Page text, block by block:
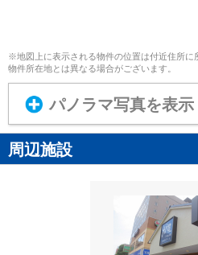
※地図上に表示される物件の位置は付近住所に
物件所在地とは異なる場合がございます。
パノラマ写真を表示
周辺施設